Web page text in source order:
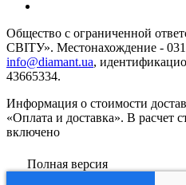
Общество с ограниченной
СВІТУ». Местонахождение -
info@diamant.ua,
43665334.
Информация о стоимости
«Оплата и доставка». В расчет
включено
Полная версия